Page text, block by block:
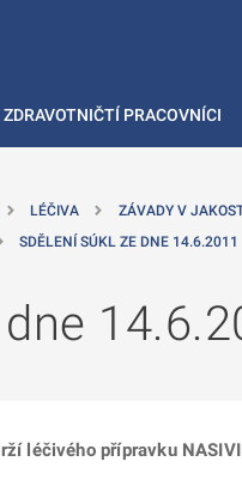
ZDRAVOTNIČTÍ PRACOVNÍCI
LÉČIVA ZÁVADY V
SDĚLENÍ SÚKL ZE DNE 14.6.2011
léčivého přípravku